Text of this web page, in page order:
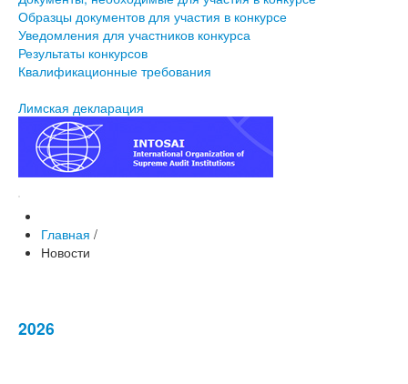
Образцы документов для участия в конкурсе
Уведомления для участников конкурса
Результаты конкурсов
Квалификационные требования
Лимская декларация
Главная /
Новости
2026